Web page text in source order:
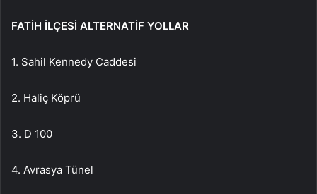
FATİH İLÇESİ ALTERNATİF YOLLAR
1. Sahil Kennedy Caddesi
2. Haliç Köprü
3. D 100
4. Avrasya Tünel